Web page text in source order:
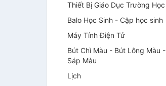
Thiết Bị Giáo Dục Trường Học
Balo Học Sinh - Cặp học sinh
Máy Tính Điện Tử
Bút Chì Màu - Bút Lông Màu -
Sáp Màu
Lịch